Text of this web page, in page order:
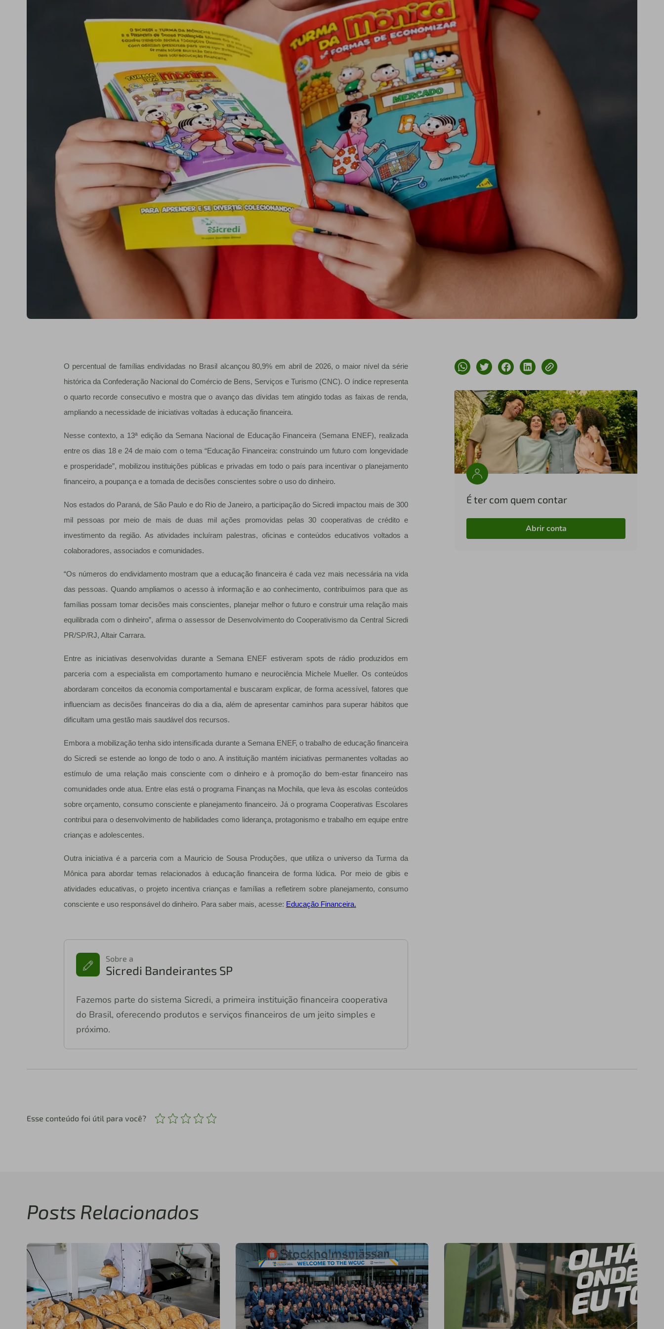
O percentual de famílias endividadas no Brasil alcançou 80,9% em abril de 2026, o maior nível da série
histórica da Confederação Nacional do Comércio de Bens, Serviços e Turismo (CNC). O índice representa
o quarto recorde consecutivo e mostra que o avanço das dívidas tem atingido todas as faixas de renda,
ampliando a necessidade de iniciativas voltadas à educação financeira.
Nesse contexto, a 13ª edição da Semana Nacional de Educação Financeira (Semana ENEF), realizada
entre os dias 18 e 24 de maio com o tema “Educação Financeira: construindo um futuro com longevidade
e prosperidade”, mobilizou instituições públicas e privadas em todo o país para incentivar o planejamento
financeiro, a poupança e a tomada de decisões conscientes sobre o uso do dinheiro.
Nos estados do Paraná, de São Paulo e do Rio de Janeiro, a participação do Sicredi impactou mais de 300
mil pessoas por meio de mais de duas mil ações promovidas pelas 30 cooperativas de crédito e
investimento da região. As atividades incluíram palestras, oficinas e conteúdos educativos voltados a
colaboradores, associados e comunidades.
“Os números do endividamento mostram que a educação financeira é cada vez mais necessária na vida
das pessoas. Quando ampliamos o acesso à informação e ao conhecimento, contribuímos para que as
famílias possam tomar decisões mais conscientes, planejar melhor o futuro e construir uma relação mais
equilibrada com o dinheiro”, afirma o assessor de Desenvolvimento do Cooperativismo da Central Sicredi
PR/SP/RJ, Altair Carrara.
Entre as iniciativas desenvolvidas durante a Semana ENEF estiveram spots de rádio produzidos em
parceria com a especialista em comportamento humano e neurociência Michele Mueller. Os conteúdos
abordaram conceitos da economia comportamental e buscaram explicar, de forma acessível, fatores que
influenciam as decisões financeiras do dia a dia, além de apresentar caminhos para superar hábitos que
dificultam uma gestão mais saudável dos recursos.
Embora a mobilização tenha sido intensificada durante a Semana ENEF, o trabalho de educação financeira
do Sicredi se estende ao longo de todo o ano. A instituição mantém iniciativas permanentes voltadas ao
estímulo de uma relação mais consciente com o dinheiro e à promoção do bem-estar financeiro nas
comunidades onde atua. Entre elas está o programa Finanças na Mochila, que leva às escolas conteúdos
sobre orçamento, consumo consciente e planejamento financeiro. Já o programa Cooperativas Escolares
contribui para o desenvolvimento de habilidades como liderança, protagonismo e trabalho em equipe entre
crianças e adolescentes.
Outra iniciativa é a parceria com a Mauricio de Sousa Produções, que utiliza o universo da Turma da
Mônica para abordar temas relacionados à educação financeira de forma lúdica. Por meio de gibis e
atividades educativas, o projeto incentiva crianças e famílias a refletirem sobre planejamento, consumo
consciente e uso responsável do dinheiro. Para saber mais, acesse: Educação Financeira.
Sobre a
Sicredi Bandeirantes SP
Fazemos parte do sistema Sicredi, a primeira instituição financeira cooperativa
do Brasil, oferecendo produtos e serviços financeiros de um jeito simples e
próximo.
É ter com quem contar
Abrir conta
Esse conteúdo foi útil para você?
Posts Relacionados